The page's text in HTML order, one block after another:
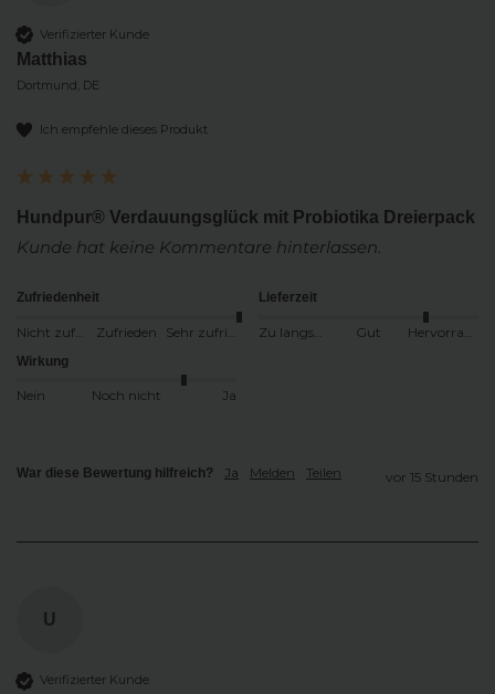
Verifizierter Kunde
Matthias
Dortmund, DE
Ich empfehle dieses Produkt
Hundpur® Verdauungsglück mit Probiotika Dreierpack
Kunde hat keine Kommentare hinterlassen.
Zufriedenheit
Zufrieden
Lieferzeit
Gut
Wirkung
Nein Noch nicht Ja
War diese Bewertung hilfreich? Ja Melden Teilen vor 15 Stunden
U
Verifizierter Kunde